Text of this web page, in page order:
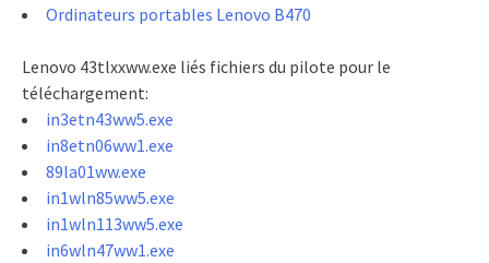
Ordinateurs portables Lenovo B470
Lenovo 43tlxxww.exe liés fichiers du pilote pour le
téléchargement:
in3etn43ww5.exe
in8etn06ww1.exe
89la01ww.exe
in1wln85ww5.exe
in1wln113ww5.exe
in6wln47ww1.exe